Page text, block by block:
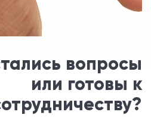
вопросы
или готовы к